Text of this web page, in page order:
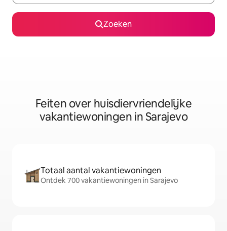
Zoeken
Feiten over huisdiervriendelijke
vakantiewoningen in Sarajevo
Totaal aantal vakantiewoningen
Ontdek 700 vakantiewoningen in Sarajevo